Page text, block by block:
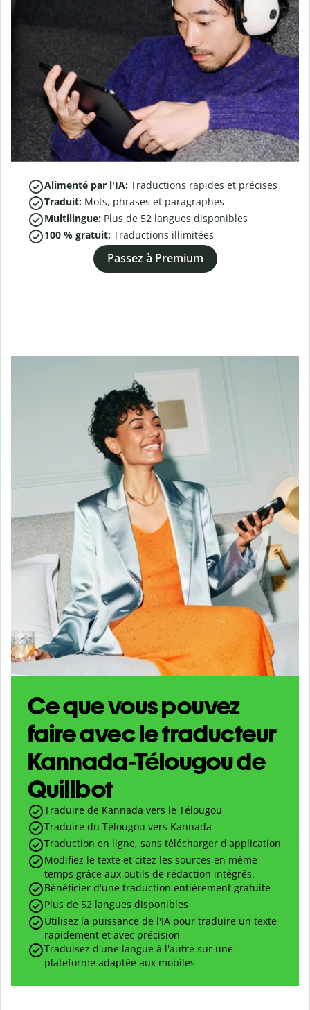
Alimenté par l'IA: Traductions rapides et précises
Traduit: Mots, phrases et paragraphes
Multilingue: Plus de 52 langues disponibles
100 % gratuit: Traductions illimitées
Passez à Premium
Ce que vous pouvez
faire avec le traducteur
Kannada-Télougou de
Quillbot
Traduire de Kannada vers le Télougou
Traduire du Télougou vers Kannada
Traduction en ligne, sans télécharger d'application
Modifiez le texte et citez les sources en même
temps grâce aux outils de rédaction intégrés.
Bénéficier d'une traduction entièrement gratuite
Plus de 52 langues disponibles
Utilisez la puissance de l'IA pour traduire un texte
rapidement et avec précision
Traduisez d'une langue à l'autre sur une
plateforme adaptée aux mobiles